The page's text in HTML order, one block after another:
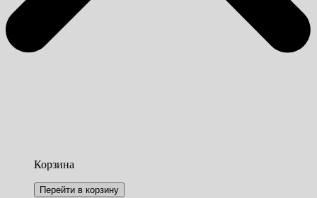
Корзина
Перейти в корзину